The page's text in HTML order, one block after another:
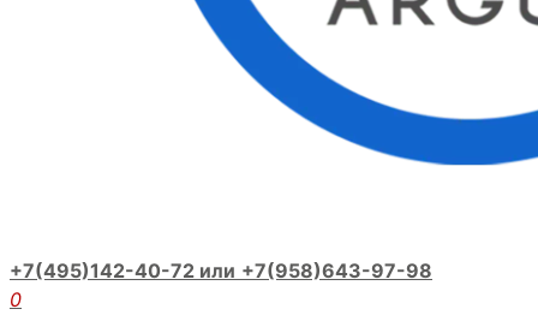
+7(495)142-40-72 или +7(958)643-97-98
0